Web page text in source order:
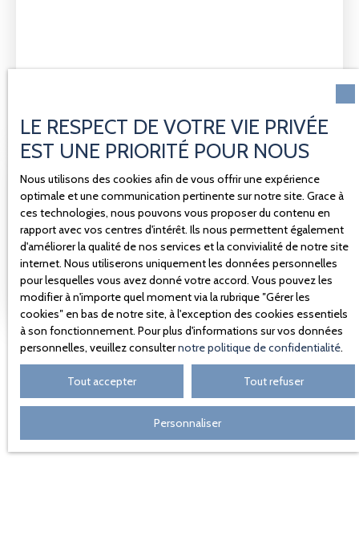
Estimez votre bienavec nöxo
Adresse de votre bien
Estimer mon bien
LE RESPECT DE VOTRE VIE PRIVÉE
EST UNE PRIORITÉ POUR NOUS
Nous utilisons des cookies afin de vous offrir une expérience
optimale et une communication pertinente sur notre site. Grace à
ces technologies, nous pouvons vous proposer du contenu en
rapport avec vos centres d'intérêt. Ils nous permettent également
d'améliorer la qualité de nos services et la convivialité de notre site
internet. Nous utiliserons uniquement les données personnelles
pour lesquelles vous avez donné votre accord. Vous pouvez les
modifier à n'importe quel moment via la rubrique ″Gérer les
cookies″ en bas de notre site, à l'exception des cookies essentiels
à son fonctionnement. Pour plus d'informations sur vos données
personnelles, veuillez consulternotre politique de confidentialité.
Tout accepter Tout refuser
Personnaliser